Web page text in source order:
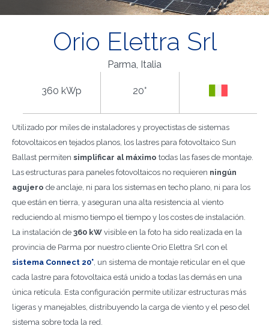
Orio Elettra Srl
Parma, Italia
360 kWp 20°
Utilizado por miles de instaladores y proyectistas de sistemas
fotovoltaicos en tejados planos, los lastres para fotovoltaico Sun
Ballast permiten simplificar al máximo todas las fases de montaje.
Las estructuras para paneles fotovoltaicos no requieren ningún
agujero de anclaje, ni para los sistemas en techo plano, ni para los
que están en tierra, y aseguran una alta resistencia al viento
reduciendo al mismo tiempo el tiempo y los costes de instalación.
La instalación de 360 kW visible en la foto ha sido realizada en la
provincia de Parma por nuestro cliente Orio Elettra Srl con el
sistema Connect 20°, un sistema de montaje reticular en el que
cada lastre para fotovoltaica está unido a todas las demás en una
única retícula. Esta configuración permite utilizar estructuras más
ligeras y manejables, distribuyendo la carga de viento y el peso del
sistema sobre toda la red.